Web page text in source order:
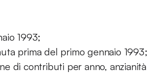
1993;
prima del primo gennaio 1993;
di contributi per anno, anzianità